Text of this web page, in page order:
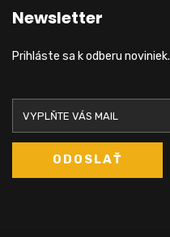
Newsletter
Prihláste sa k odberu noviniek.
ODOSLAŤ